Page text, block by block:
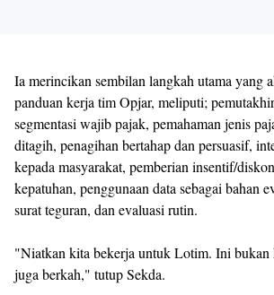
Ia merincikan sembilan langkah utama yang
panduan kerja tim Opjar, meliputi;
segmentasi wajib pajak, pemahaman jenis
ditagih, penagihan bertahap dan persuasif,
kepada masyarakat, pemberian insentif/
kepatuhan, penggunaan data sebagai bahan
surat teguran, dan evaluasi rutin.
"Niatkan kita bekerja untuk Lotim. Ini bukan
juga berkah," tutup Sekda.